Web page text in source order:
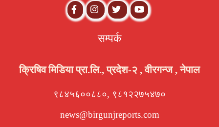
सम्पर्क
क्रिषिव मिडिया प्रा.लि., प्रदेश-२ , वीरगन्ज , नेपाल
९८४५६००८८०, ९८१२२७५४७०
news@birgunjreports.com